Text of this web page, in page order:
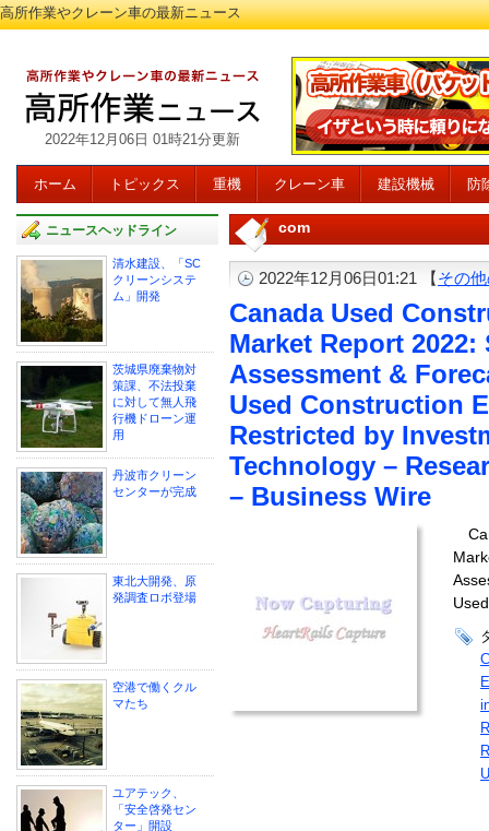
高所作業やクレーン車の最新ニュース
2022年12月06日 01時21分更新
ホーム トピックス 重機 クレーン車 建設機械 防
com
2022年12月06日01:21 【その
Canada Used
Market Report 2022:
Assessment &
Used Construction
Restricted by
Technology –
– Business Wire
ニュースヘッドライン
清水建設、「SC
クリーンシステ
ム」開発
茨城県廃棄物対
策課、不法投棄
に対して無人飛
行機ドローン運
用
丹波市クリーン
センターが完成
東北大開発、原
発調査ロボ登場
空港で働くクル
マたち
ユアテック、
「安全啓発セン
ター」開設